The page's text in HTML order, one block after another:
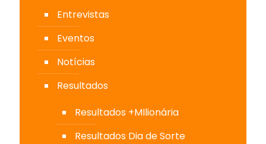
Entrevistas
Eventos
Notícias
Resultados
Resultados +MIlionária
Resultados Dia de Sorte